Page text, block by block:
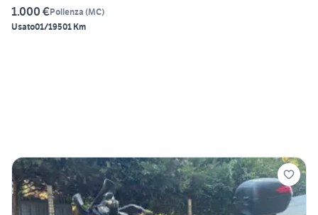
1.000 €Pollenza (MC)
Usato01/19501 Km